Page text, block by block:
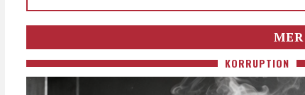
KORRUPTION